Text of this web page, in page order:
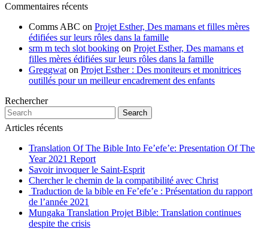
Commentaires récents
Comms ABC on Projet Esther, Des mamans et filles mères
édifiées sur leurs rôles dans la famille
srm m tech slot booking on Projet Esther, Des mamans et
filles mères édifiées sur leurs rôles dans la famille
Greggwat on Projet Esther : Des moniteurs et monitrices
outillés pour un meilleur encadrement des enfants
Rechercher
Search
Articles récents
Translation Of The Bible Into Fe’efe’e: Presentation Of The
Year 2021 Report
Savoir invoquer le Saint-Esprit
Chercher le chemin de la compatibilité avec Christ
Traduction de la bible en Fe’efe’e : Présentation du rapport
de l’année 2021
Mungaka Translation Projet Bible: Translation continues
despite the crisis